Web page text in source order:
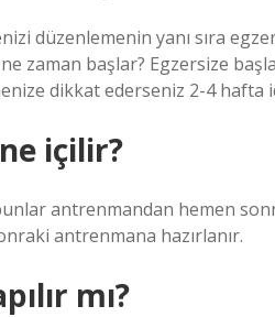
düzenlemenin yanı sıra
zaman başlar? Egzersize
dikkat ederseniz 2-4 hafta
içilir?
antrenmandan hemen
antrenmana hazırlanır.
mı?